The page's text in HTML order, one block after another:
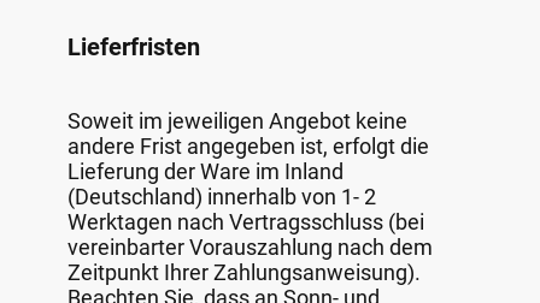
Lieferfristen
Soweit im jeweiligen Angebot keine
andere Frist angegeben ist, erfolgt die
Lieferung der Ware im Inland
(Deutschland) innerhalb von 1- 2
Werktagen nach Vertragsschluss (bei
vereinbarter Vorauszahlung nach dem
Zeitpunkt Ihrer Zahlungsanweisung).